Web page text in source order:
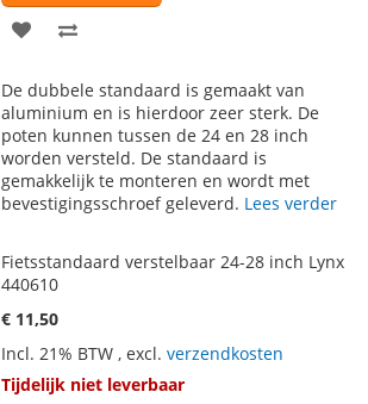
VOEG
AAN
VERLANGLIJST
TE
VERGELIJKEN
De dubbele standaard is gemaakt van
aluminium en is hierdoor zeer sterk. De
poten kunnen tussen de 24 en 28 inch
worden versteld. De standaard is
gemakkelijk te monteren en wordt met
bevestigingsschroef geleverd. Lees verder
Fietsstandaard verstelbaar 24-28 inch Lynx
440610
€ 11,50
Incl. 21% BTW , excl. verzendkosten
Tijdelijk niet leverbaar